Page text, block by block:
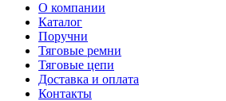
О компании
Каталог
Поручни
Тяговые ремни
Тяговые цепи
Доставка и оплата
Контакты